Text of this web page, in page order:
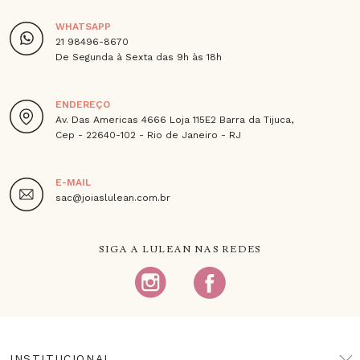
WHATSAPP
21 98496-8670
De Segunda à Sexta das 9h às 18h
ENDEREÇO
Av. Das Americas 4666 Loja 115E2 Barra da Tijuca,
Cep - 22640-102 - Rio de Janeiro - RJ
E-MAIL
sac@joiaslulean.com.br
SIGA A LULEAN NAS REDES